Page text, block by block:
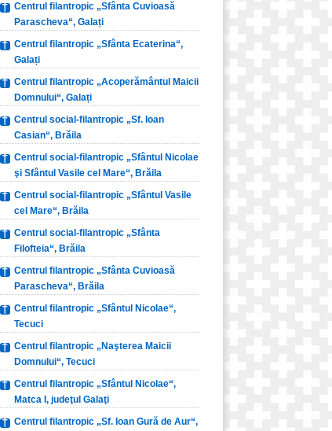
Centrul filantropic „Sfânta Cuvioasă
Parascheva“, Galați
Centrul filantropic „Sfânta Ecaterina“,
Galați
Centrul filantropic „Acoperământul Maicii
Domnului“, Galați
Centrul social-filantropic „Sf. Ioan
Casian“, Brăila
Centrul social-filantropic „Sfântul Nicolae
şi Sfântul Vasile cel Mare“, Brăila
Centrul social-filantropic „Sfântul Vasile
cel Mare“, Brăila
Centrul social-filantropic „Sfânta
Filofteia“, Brăila
Centrul filantropic „Sfânta Cuvioasă
Parascheva“, Brăila
Centrul filantropic „Sfântul Nicolae“,
Tecuci
Centrul filantropic „Naşterea Maicii
Domnului“, Tecuci
Centrul filantropic „Sfântul Nicolae“,
Matca I, judeţul Galaţi
Centrul filantropic „Sf. Ioan Gură de Aur“,